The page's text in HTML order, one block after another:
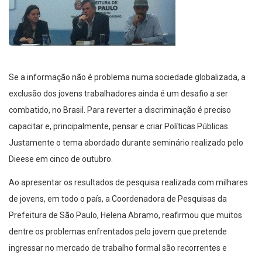
Se a informação não é problema numa sociedade globalizada, a
exclusão dos jovens trabalhadores ainda é um desafio a ser
combatido, no Brasil. Para reverter a discriminação é preciso
capacitar e, principalmente, pensar e criar Políticas Públicas.
Justamente o tema abordado durante seminário realizado pelo
Dieese em cinco de outubro.
Ao apresentar os resultados de pesquisa realizada com milhares
de jovens, em todo o país, a Coordenadora de Pesquisas da
Prefeitura de São Paulo, Helena Abramo, reafirmou que muitos
dentre os problemas enfrentados pelo jovem que pretende
ingressar no mercado de trabalho formal são recorrentes e